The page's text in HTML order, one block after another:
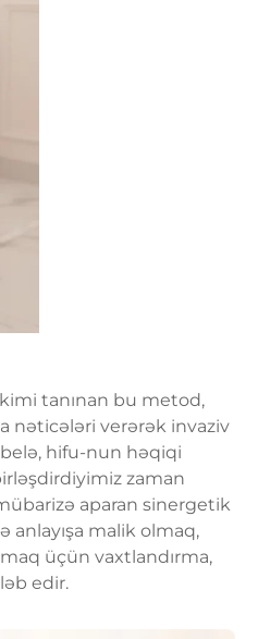
tanınan bu metod,
nəticələri verərək invaziv
hifu-nun həqiqi
zaman
aparan sinergetik
anlayışa malik olmaq,
üçün vaxtlandırma,
edir.